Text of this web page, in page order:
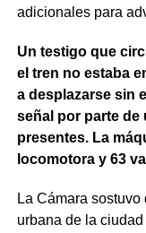
adicionales para
Un testigo que
el tren no estaba
a desplazarse sin
señal por parte de
presentes. La
locomotora y 63
La Cámara
urbana de la